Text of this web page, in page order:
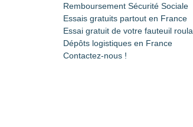
Remboursement Sécurité Sociale
Essais gratuits partout en France
Essai gratuit de votre fauteuil
Dépôts logistiques en France
Contactez-nous !